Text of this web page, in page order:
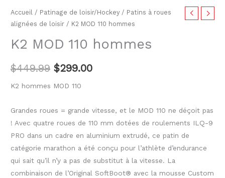
Accueil / Patinage de loisir/Hockey / Patins à roues
alignées de loisir / K2 MOD 110 hommes
K2 MOD 110 hommes
$449.99 $299.00
K2 hommes MOD 110
Grandes roues = grande vitesse, et le MOD 110 ne déçoit pas
! Avec quatre roues de 110 mm dotées de roulements ILQ-9
PRO dans un cadre en aluminium extrudé, ce patin de
catégorie marathon a été conçu pour l’athlète d’endurance
qui sait qu’il n’y a pas de substitut à la vitesse. La
combinaison de l’Original SoftBoot® avec la mousse Custom